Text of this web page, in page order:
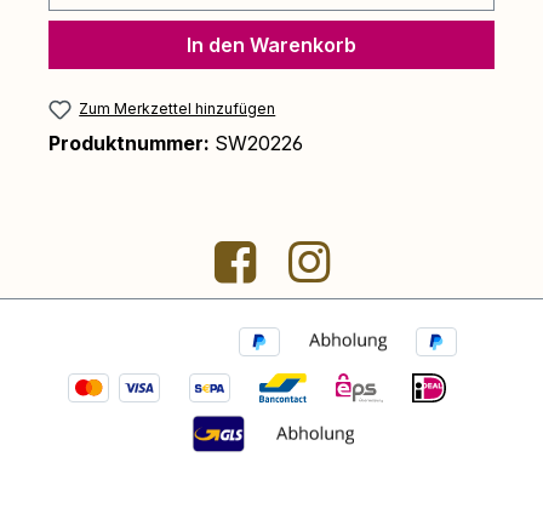
In den Warenkorb
Zum Merkzettel hinzufügen
Produktnummer: SW20226